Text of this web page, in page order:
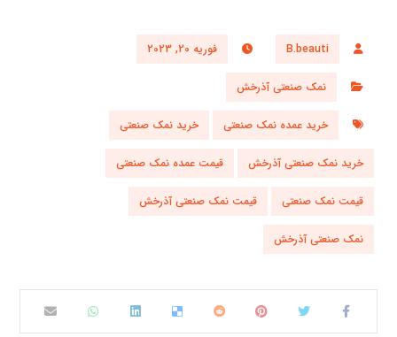
B.beauti فوریه 20, 2023
نمک صنعتی آذرخش
خرید عمده نمک صنعتی خرید نمک صنعتی
خرید نمک صنعتی آذرخش قیمت عمده نمک صنعتی
قیمت نمک صنعتی قیمت نمک صنعتی آذرخش
نمک صنعتی آذرخش